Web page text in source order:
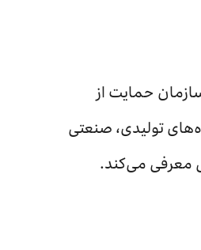
حمایت از
تولیدی، صنعتی
معرفی می‌کند.